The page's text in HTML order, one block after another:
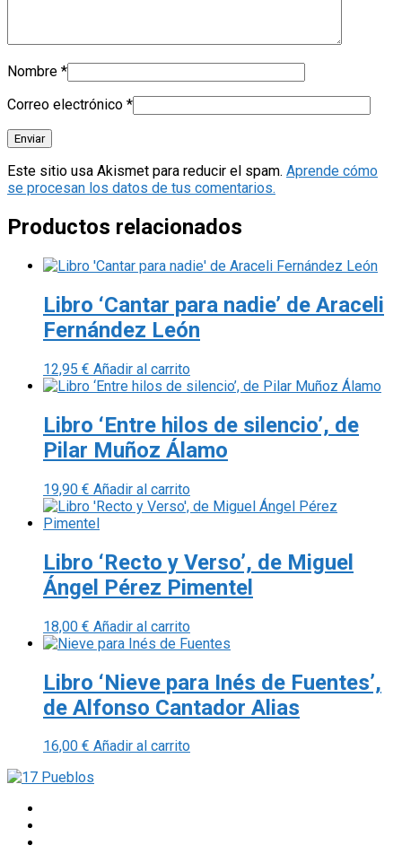
Nombre *
Correo electrónico *
Este sitio usa Akismet para reducir el spam. Aprende cómo
se procesan los datos de tus comentarios.
Productos relacionados
Libro ‘Cantar para nadie’ de Araceli
Fernández León
12,95 € Añadir al carrito
Libro ‘Entre hilos de silencio’, de
Pilar Muñoz Álamo
19,90 € Añadir al carrito
Libro ‘Recto y Verso’, de Miguel
Ángel Pérez Pimentel
18,00 € Añadir al carrito
Libro ‘Nieve para Inés de Fuentes’,
de Alfonso Cantador Alias
16,00 € Añadir al carrito